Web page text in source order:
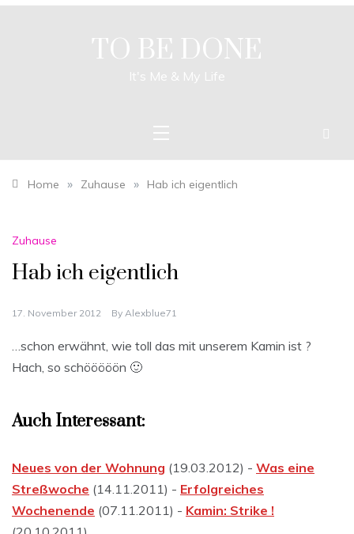
Skip
TO BE DONE
It's Me & My Life
Home » Zuhause » Hab ich eigentlich
Zuhause
Hab ich eigentlich
17. November 2012 By Alexblue71
…schon erwähnt, wie toll das mit unserem Kamin ist ?
Hach, so schööööön 🙂
Auch Interessant:
Neues von der Wohnung (19.03.2012) - Was eine
Streßwoche (14.11.2011) - Erfolgreiches
Wochenende (07.11.2011) - Kamin: Strike !